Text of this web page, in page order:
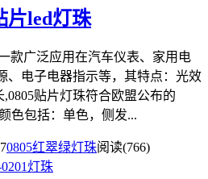
片led灯珠
款广泛应用在汽车仪表、家用电
、电子电器指示等，其特点：光效
贴片灯珠符合欧盟公布的
色包括：单色，侧发...
0805红翠绿灯珠阅读(766)